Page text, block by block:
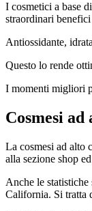
I cosmetici a base
straordinari
Antiossidante,
Questo lo rende
I momenti migliori
Cosmesi ad
La cosmesi ad alto
alla sezione shop
Anche le
California. Si tratta